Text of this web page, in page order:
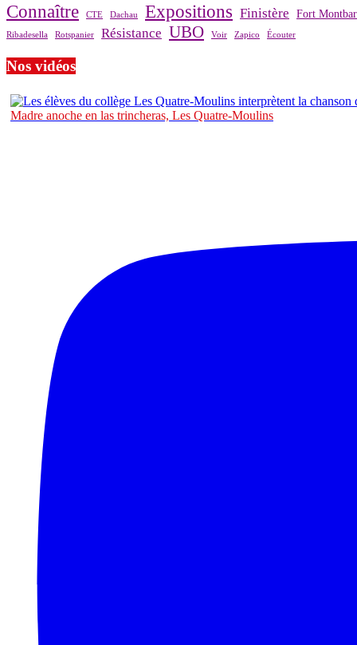
Connaître CTE Dachau Expositions Finistère Fort
Ribadesella Rotspanier Résistance UBO Voir Zapico Écouter
Nos vidéos
Madre anoche en las trincheras, Les Quatre-Moulins